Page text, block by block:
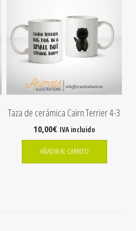
Taza de cerámica Cairn Terrier 4-3
10,00€ IVA incluido
AÑADIR AL CARRITO